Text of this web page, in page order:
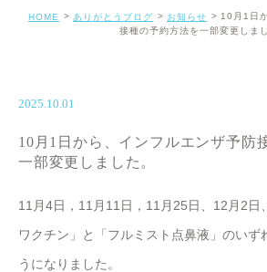
HOME ありがとうブログ お知らせ
10月1日
接種の予約方法を一部変更しまし
2025.10.01
10月1日から、インフルエンザ予防
一部変更しました。
11月4日，11月11日，11月25日、12月2日
ワクチン」と「フルミスト点鼻液」のいず
うになりました。